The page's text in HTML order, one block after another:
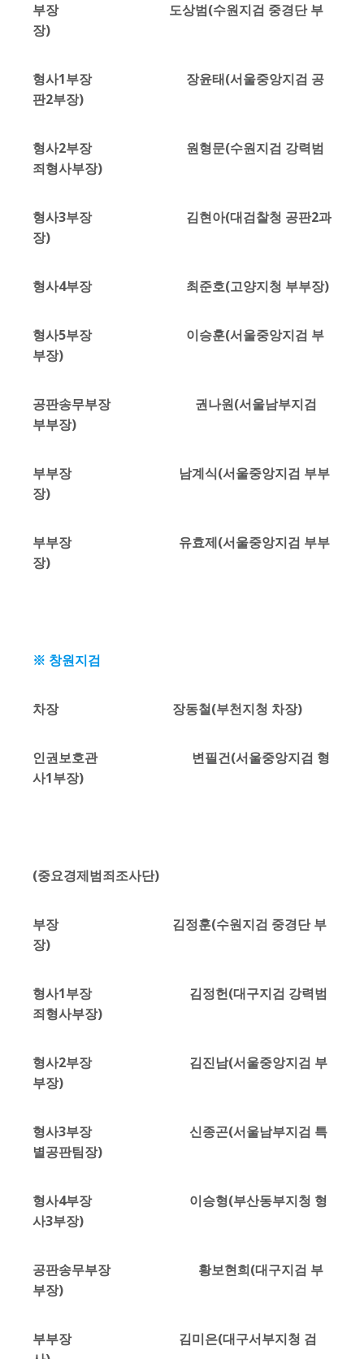
부장 도상범(수원지검 중경단 부
장)
형사1부장 장윤태(서울중앙지검 공
판2부장)
형사2부장 원형문(수원지검 강력범
죄형사부장)
형사3부장 김현아(대검찰청 공판2과
장)
형사4부장 최준호(고양지청 부부장)
형사5부장 이승훈(서울중앙지검 부
부장)
공판송무부장 권나원(서울남부지검
부부장)
부부장 남계식(서울중앙지검 부부
장)
부부장 유효제(서울중앙지검 부부
장)
※ 창원지검
차장 장동철(부천지청 차장)
인권보호관 변필건(서울중앙지검 형
사1부장)
(중요경제범죄조사단)
부장 김정훈(수원지검 중경단 부
장)
형사1부장 김정헌(대구지검 강력범
죄형사부장)
형사2부장 김진남(서울중앙지검 부
부장)
형사3부장 신종곤(서울남부지검 특
별공판팀장)
형사4부장 이승형(부산동부지청 형
사3부장)
공판송무부장 황보현희(대구지검 부
부장)
부부장 김미은(대구서부지청 검